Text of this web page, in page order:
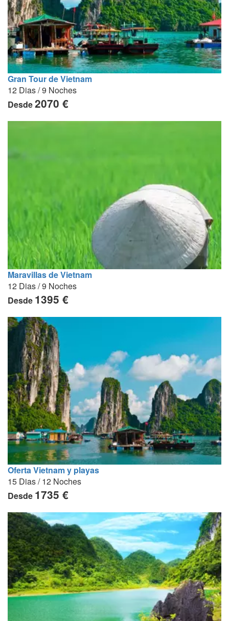
Gran Tour de Vietnam
12 Dias / 9 Noches
Desde2070 €
Maravillas de Vietnam
12 Dias / 9 Noches
Desde 1395 €
Oferta Vietnam y playas
15 Dias / 12 Noches
Desde 1735 €